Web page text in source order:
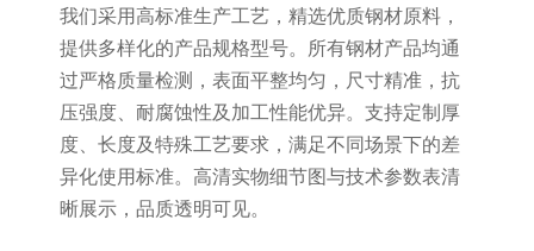
我们采用高标准生产工艺，精选优质钢材原料，
提供多样化的产品规格型号。所有钢材产品均通
过严格质量检测，表面平整均匀，尺寸精准，抗
压强度、耐腐蚀性及加工性能优异。支持定制厚
度、长度及特殊工艺要求，满足不同场景下的差
异化使用标准。高清实物细节图与技术参数表清
晰展示，品质透明可见。